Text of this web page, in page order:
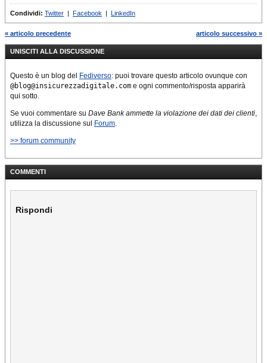
Condividi: Twitter | Facebook | LinkedIn
« articolo precedente articolo successivo »
UNISCITI ALLA DISCUSSIONE
Questo è un blog del Fediverso: puoi trovare questo articolo ovunque con
@blog@insicurezzadigitale.com e ogni commento/risposta apparirà
qui sotto.
Se vuoi commentare su Dave Bank ammette la violazione dei dati dei clienti,
utilizza la discussione sul
Forum.
>> forum community
COMMENTI
Rispondi